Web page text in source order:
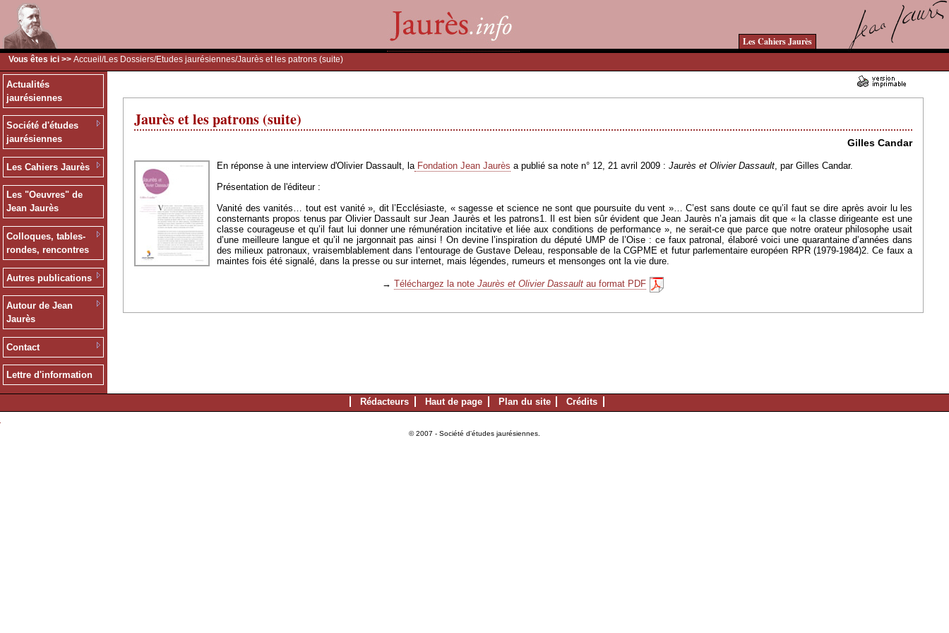
Les Cahiers Jaurès
Vous êtes ici >> Accueil /Les Dossiers/Etudes jaurésiennes/Jaurès et les patrons (suite)
Actualités
jaurésiennes
Société d'études
jaurésiennes
Les Cahiers Jaurès
Les "Oeuvres" de
Jean Jaurès
Colloques, tables-
rondes, rencontres
Autres publications
Autour de Jean
Jaurès
Contact
Lettre d'information
Jaurès et les patrons (suite)
Gilles Candar
En réponse à une interview d'Olivier Dassault, la Fondation Jean Jaurès a publié sa note n° 12, 21 avril 2009 : Jaurès et Olivier Dassault , par Gilles Candar.
Présentation de l'éditeur :
Vanité des vanités… tout est vanité », dit l’Ecclésiaste, « sagesse et science ne sont que poursuite du vent »… C’est sans doute ce qu’il faut se dire après avoir lu les
consternants propos tenus par Olivier Dassault sur Jean Jaurès et les patrons1. Il est bien sûr évident que Jean Jaurès n’a jamais dit que « la classe dirigeante est une
classe courageuse et qu’il faut lui donner une rémunération incitative et liée aux conditions de performance », ne serait-ce que parce que notre orateur philosophe usait
d’une meilleure langue et qu’il ne jargonnait pas ainsi ! On devine l’inspiration du député UMP de l’Oise : ce faux patronal, élaboré voici une quarantaine d’années dans
des milieux patronaux, vraisemblablement dans l’entourage de Gustave Deleau, responsable de la CGPME et futur parlementaire européen RPR (1979-1984)2. Ce faux a
maintes fois été signalé, dans la presse ou sur internet, mais légendes, rumeurs et mensonges ont la vie dure.
→Téléchargez la noteJaurès et Olivier Dassaultau format PDF
Rédacteurs Haut de page Plan du site Crédits
© 2007 - Société d'études jaurésiennes.